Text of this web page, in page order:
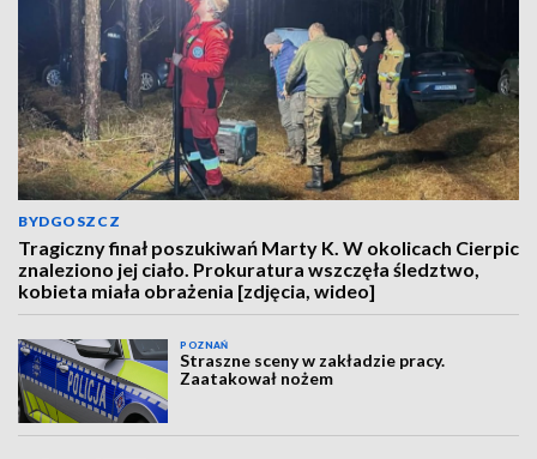
BYDGOSZCZ
Tragiczny finał poszukiwań Marty K. W okolicach Cierpic
znaleziono jej ciało. Prokuratura wszczęła śledztwo,
kobieta miała obrażenia [zdjęcia, wideo]
POZNAŃ
Straszne sceny w zakładzie pracy.
Zaatakował nożem